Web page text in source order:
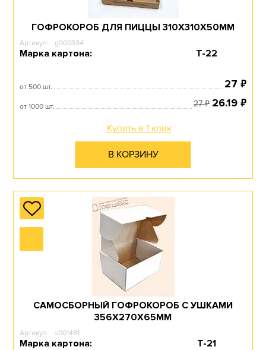
ГОФРОКОРОБ ДЛЯ ПИЦЦЫ 310Х310Х50ММ
Артикул: g000394
Марка картона: Т-22
от 500 шт. 27 ₽
от 1000 шт. 27₽ 26.19 ₽
Купить в 1 клик
В КОРЗИНУ
САМОСБОРНЫЙ ГОФРОКОРОБ С УШКАМИ
356Х270Х65ММ
Артикул: s001481
Марка картона: Т-21